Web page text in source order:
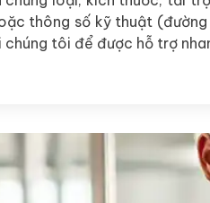
thông số kỹ thuật
chúng tôi để được hỗ trợ